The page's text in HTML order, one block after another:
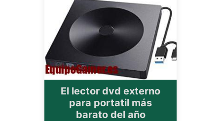
El lector dvd externo
para portatil más
barato del año